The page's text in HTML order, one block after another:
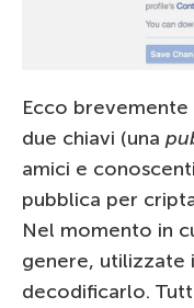
Ecco
due chiavi (una
amici e
pubblica per
Nel momento in
genere,
decodificarlo.